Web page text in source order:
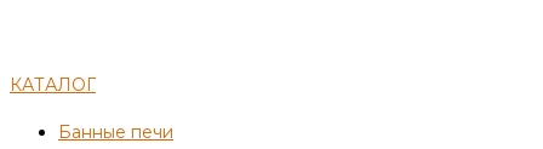
КАТАЛОГ
Банные печи